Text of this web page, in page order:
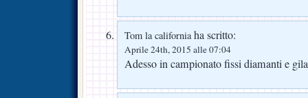
Tom la californiaha scritto:
Aprile 24th, 2015 alle 07:04
Adesso in campionato fissi diamanti e